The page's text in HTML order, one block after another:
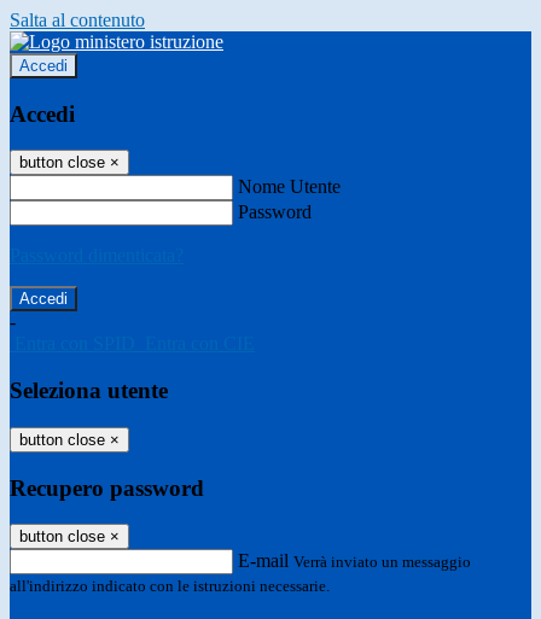
Salta al contenuto
Accedi
Accedi
button close ×
Nome Utente
Password
-
Seleziona utente
button close ×
Recupero password
button close ×
E-mail Verrà inviato un messaggio
all'indirizzo indicato con le istruzioni necessarie.